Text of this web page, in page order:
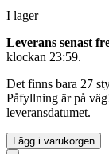
I lager
Leverans senast
klockan 23:59.
Det finns bara 27
Påfyllning är på
leveransdatumet.
Lägg i varukorgen